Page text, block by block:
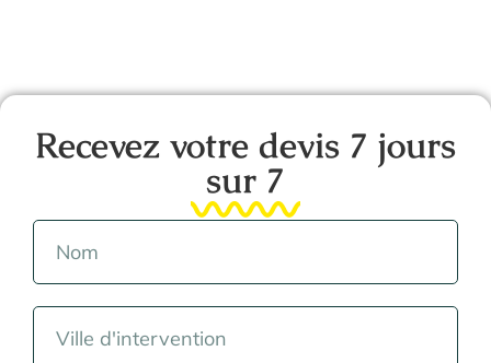
Recevez votre devis 7 jours
sur 7